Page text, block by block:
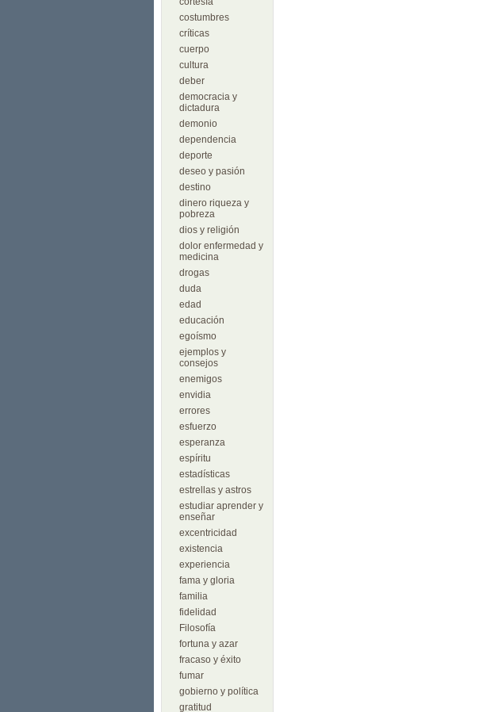
costumbres
críticas
cuerpo
cultura
deber
democracia y
dictadura
demonio
dependencia
deporte
deseo y pasión
destino
dinero riqueza y
pobreza
dios y religión
dolor enfermedad y
medicina
drogas
duda
edad
educación
egoísmo
ejemplos y
consejos
enemigos
envidia
errores
esfuerzo
esperanza
espíritu
estadísticas
estrellas y astros
estudiar aprender y
enseñar
excentricidad
existencia
experiencia
fama y gloria
familia
fidelidad
Filosofía
fortuna y azar
fracaso y éxito
fumar
gobierno y política
gratitud